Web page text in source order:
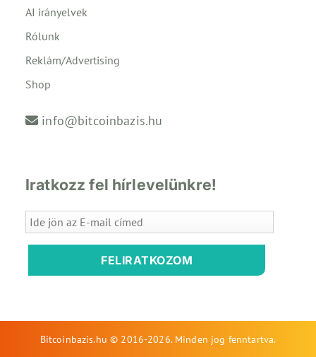
AI irányelvek
Rólunk
Reklám/Advertising
Shop
info@bitcoinbazis.hu
Iratkozz fel hírlevelünkre!
FELIRATKOZOM
Bitcoinbazis.hu © 2016-2026. Minden jog fenntartva.